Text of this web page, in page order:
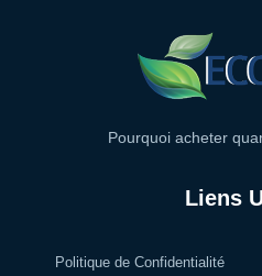
Pourquoi acheter
Liens
Politique de Confidentialité